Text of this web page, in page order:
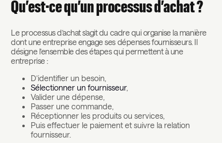
Qu’est-ce qu’un processus d’achat ?
Le processus d’achat s’agit du cadre qui organise la manière
dont une entreprise engage ses dépenses fournisseurs. Il
désigne l’ensemble des étapes qui permettent à une
entreprise :
D’identifier un besoin,
Sélectionner un fournisseur,
Valider une dépense,
Passer une commande,
Réceptionner les produits ou services,
Puis effectuer le paiement et suivre la relation
fournisseur.